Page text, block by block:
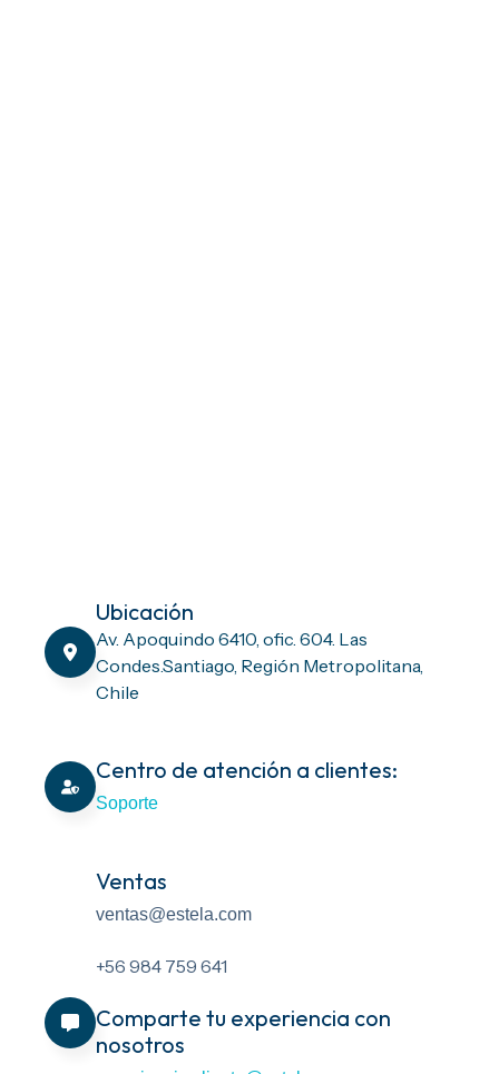
Ubicación
Av. Apoquindo 6410, ofic. 604. Las
Condes.Santiago, Región Metropolitana,
Chile
Centro de atención a clientes:
Soporte
Ventas
ventas@estela.com
+56 984 759 641
Comparte tu experiencia con
nosotros